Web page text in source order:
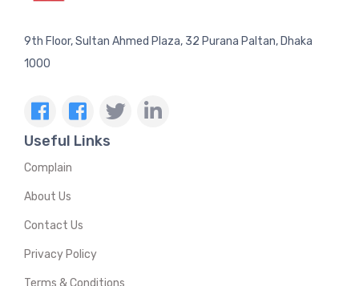
9th Floor, Sultan Ahmed Plaza, 32 Purana Paltan, Dhaka
1000
Useful Links
Complain
About Us
Contact Us
Privacy Policy
Terms & Conditions